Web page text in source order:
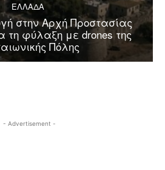
ΕΛΛΑΔΑ
στην Αρχή Προστασίας
τη φύλαξη με drones της
Πόλης
- Advertisement -